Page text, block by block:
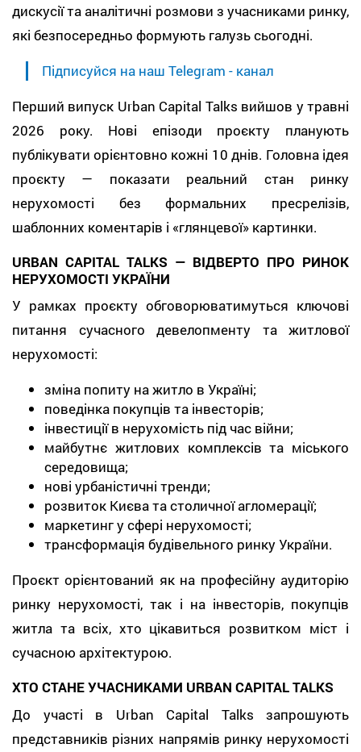
дискусії та аналітичні розмови з учасниками ринку,
які безпосередньо формують галузь сьогодні.
Підписуйся на наш Telegram - канал
Перший випуск Urban Capital Talks вийшов у травні
2026 року. Нові епізоди проєкту планують
публікувати орієнтовно кожні 10 днів. Головна ідея
проєкту — показати реальний стан ринку
нерухомості без формальних пресрелізів,
шаблонних коментарів і «глянцевої» картинки.
URBAN CAPITAL TALKS — ВІДВЕРТО ПРО РИНОК
НЕРУХОМОСТІ УКРАЇНИ
У рамках проєкту обговорюватимуться ключові
питання сучасного девелопменту та житлової
нерухомості:
зміна попиту на житло в Україні;
поведінка покупців та інвесторів;
інвестиції в нерухомість під час війни;
майбутнє житлових комплексів та міського
середовища;
нові урбаністичні тренди;
розвиток Києва та столичної агломерації;
маркетинг у сфері нерухомості;
трансформація будівельного ринку України.
Проєкт орієнтований як на професійну аудиторію
ринку нерухомості, так і на інвесторів, покупців
житла та всіх, хто цікавиться розвитком міст і
сучасною архітектурою.
ХТО СТАНЕ УЧАСНИКАМИ URBAN CAPITAL TALKS
До участі в Urban Capital Talks запрошують
представників різних напрямів ринку нерухомості